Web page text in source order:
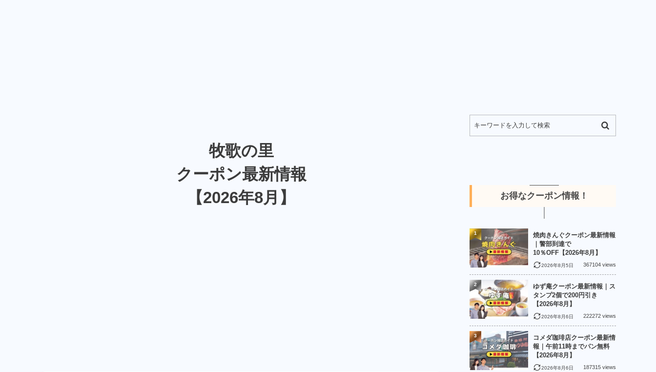
牧歌の里
クーポン最新情報
【2026年8月】
お得なクーポン情報！
焼肉きんぐクーポン最新情報
｜警部到達で
10％OFF【2026年8月】
2026年8月5日 367104 views
1
ゆず庵クーポン最新情報｜ス
タンプ2個で200円引き
【2026年8月】
2026年8月6日 222272 views
2
コメダ珈琲店クーポン最新情
報｜午前11時までパン無料
【2026年8月】
2026年8月6日 187315 views
3